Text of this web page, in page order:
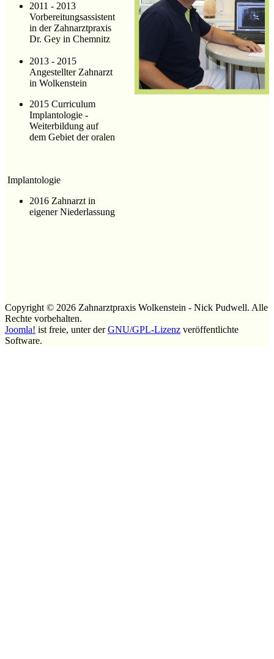
2011 - 2013
Vorbereitungsassistent
in der Zahnarztpraxis
Dr. Gey in Chemnitz
2013 - 2015
Angestellter Zahnarzt
in Wolkenstein
2015 Curriculum
Implantologie -
Weiterbildung auf
dem Gebiet der oralen
Implantologie
2016 Zahnarzt in
eigener Niederlassung
Copyright © 2026 Zahnarztpraxis Wolkenstein - Nick Pudwell. Alle
Rechte vorbehalten.
Joomla! ist freie, unter derGNU/GPL-Lizenz veröffentlichte
Software.